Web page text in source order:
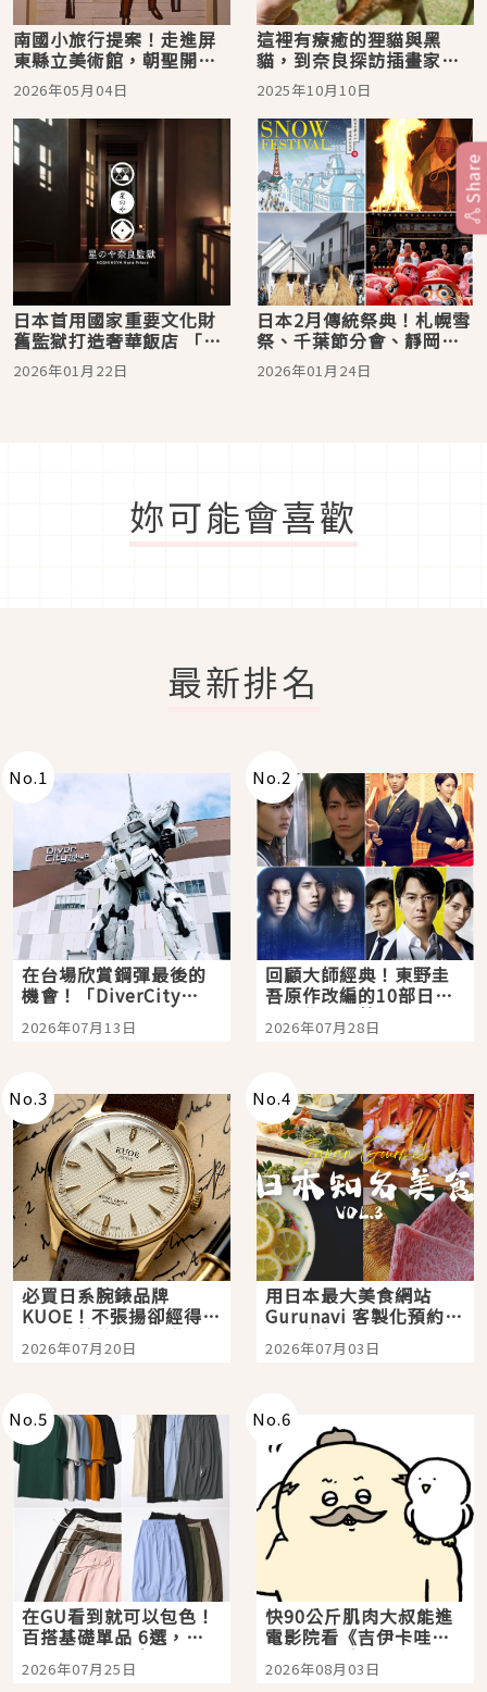
南國小旅行提案！走進屏
東縣立美術館，朝聖開館
大展《當繁花盛開》看奈
良美智、草間彌生
2026年05月04日
這裡有療癒的狸貓與黑
貓，到奈良探訪插畫家「
Hidaka Naoto」的商店
「Gallery&shop一風」
吧！
2025年10月10日
日本首用國家重要文化財
舊監獄打造奢華飯店 「虹
夕諾雅 奈良監獄」將於6
月25日開幕
2026年01月22日
日本2月傳統祭典！札幌雪
祭、千葉節分會、靜岡毘
沙門天大祭、奈良御田
祭、山形加勢鳥祈福
2026年01月24日
妳可能會喜歡
最新排名
No.1
在台場欣賞鋼彈最後的
機會！「DiverCity
Tokyo Plaza」搭船、
購物、美食及夜景，一
2026年07月13日
No.2
回顧大師經典！東野圭
吾原作改編的10部日本
影視作品推薦
2026年07月28日
No.3
必買日系腕錶品牌
KUOE！不張揚卻經得起
時間洗鍊的經典之作五
選
2026年07月20日
No.4
用日本最大美食網站
Gurunavi 客製化預約九
大都市餐廳，打造專屬
美食體驗！
2026年07月03日
No.5
在GU看到就可以包色！
百搭基礎單品 6選，閉
眼全收也不心疼
2026年07月25日
No.6
快90公斤肌肉大叔能進
電影院看《吉伊卡哇》
嗎？日本重金屬樂團
「打首」會長與nagano
2026年08月03日
Share